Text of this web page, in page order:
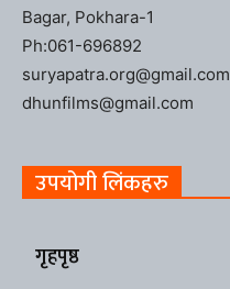
Bagar, Pokhara-1
Ph:061-696892
suryapatra.org@gmail.com
dhunfilms@gmail.com
उपयोगी लिंकहरु
गृहपृष्ठ